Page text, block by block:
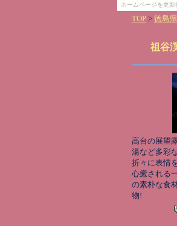
ホームページを更
TOP > 徳島県
祖谷
高台の展望
湯など多彩
折々に表情
心癒される
の素朴な食
物!